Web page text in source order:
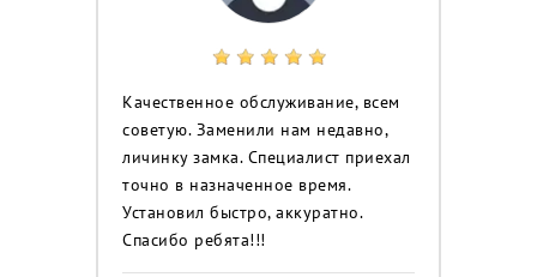
Качественное обслуживание, всем
советую. Заменили нам недавно,
личинку замка. Специалист приехал
точно в назначенное время.
Установил быстро, аккуратно.
Спасибо ребята!!!